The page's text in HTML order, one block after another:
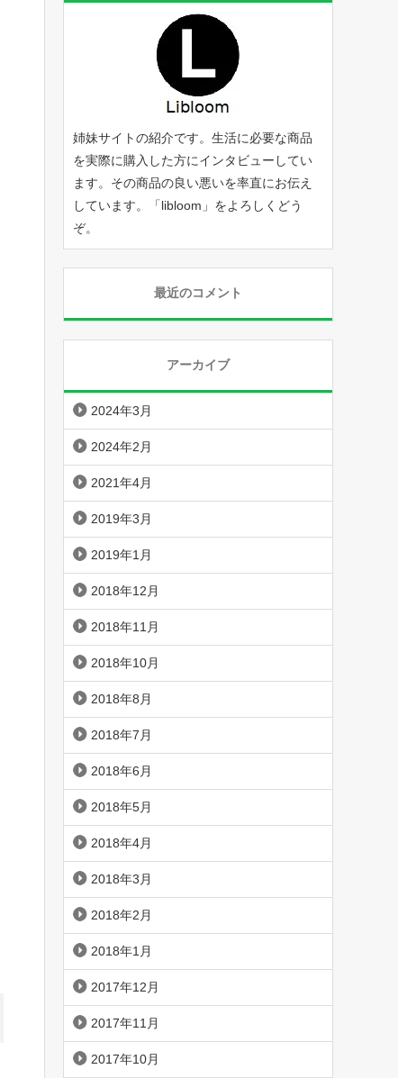
姉妹サイトの紹介です。生活に必要な商品
を実際に購入した方にインタビューしてい
ます。その商品の良い悪いを率直にお伝え
しています。「libloom 」をよろしくどう
ぞ。
最近のコメント
アーカイブ
2024年3月
2024年2月
2021年4月
2019年3月
2019年1月
2018年12月
2018年11月
2018年10月
2018年8月
2018年7月
2018年6月
2018年5月
2018年4月
2018年3月
2018年2月
2018年1月
2017年12月
2017年11月
2017年10月